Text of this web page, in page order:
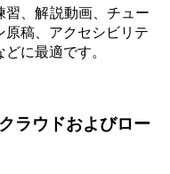
、解説動画、チュー
原稿、アクセシビリテ
に最適です。
ラウドおよびロー